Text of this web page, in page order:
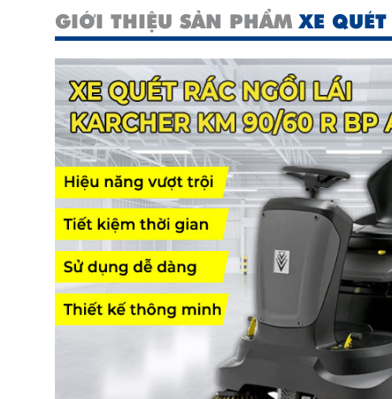
GIỚI THIỆU SẢN PHẨMXE